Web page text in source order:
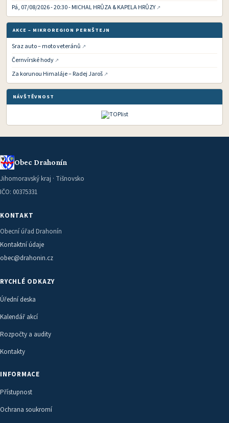
Pá, 07/08/2026 - 20:30 - MICHAL HRŮZA & KAPELA HRŮZY
AKCE – MIKROREGION PERNŠTEJN
Sraz auto – moto veteránů
Černvírské hody
Za korunou Himaláje – Radej Jaroš
NÁVŠTĚVNOST
Obec Drahonín
Jihomoravský kraj · Tišnovsko
IČO: 00375331
KONTAKT
Obecní úřad Drahonín
Kontaktní údaje
obec@drahonin.cz
RYCHLÉ ODKAZY
Úřední deska
Kalendář akcí
Rozpočty a audity
Kontakty
INFORMACE
Přístupnost
Ochrana soukromí